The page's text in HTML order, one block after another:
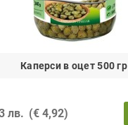
Каперси в оцет 500 гр
лв. (€ 4,92)